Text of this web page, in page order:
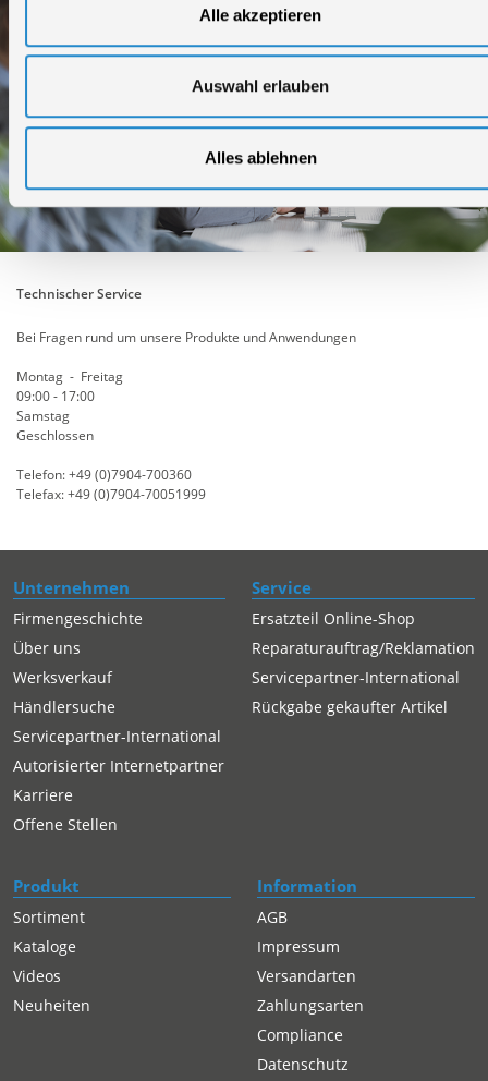
Alle akzeptieren
Auswahl erlauben
Alles ablehnen
Technischer Service
Bei Fragen rund um unsere Produkte und Anwendungen
Montag - Freitag
09:00 - 17:00
Samstag
Geschlossen
Telefon: +49 (0)7904-700360
Telefax: +49 (0)7904-70051999
Unternehmen
Firmengeschichte
Über uns
Werksverkauf
Händlersuche
Servicepartner-International
Autorisierter Internetpartner
Karriere
Offene Stellen
Service
Ersatzteil Online-Shop
Reparaturauftrag/Reklamation
Servicepartner-International
Rückgabe gekaufter Artikel
Produkt
Sortiment
Kataloge
Videos
Neuheiten
Information
AGB
Impressum
Versandarten
Zahlungsarten
Compliance
Datenschutz